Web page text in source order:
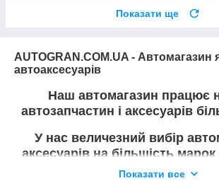
Показати ще
AUTOGRAN.COM.UA - Автомагазин
автоаксесуарів
Наш автомагазин працює
автозапчастин і аксесуарів
У нас величезний вибір
аксесуарів на більшість марок
Відправляємо замовлення
Показати все